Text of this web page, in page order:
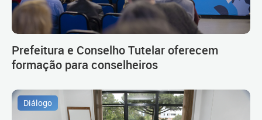
Prefeitura e Conselho Tutelar oferecem
formação para conselheiros
Diálogo